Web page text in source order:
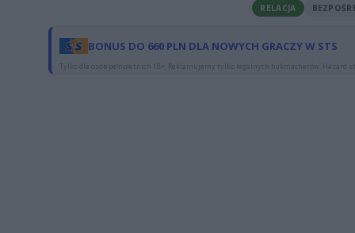
RELACJA
BONUS DO 660 PLN DLA NOWYCH GRACZY W STS
Tylko dla osób pełnoletnich 18+. Reklamujemy tylko legalnych bukmacherów. Hazard